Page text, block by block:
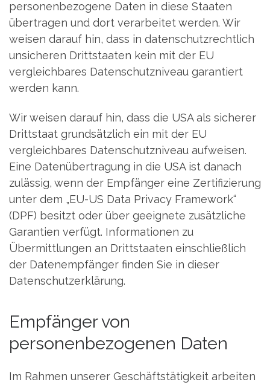
personenbezogene Daten in diese Staaten
übertragen und dort verarbeitet werden. Wir
weisen darauf hin, dass in datenschutzrechtlich
unsicheren Drittstaaten kein mit der EU
vergleichbares Datenschutzniveau garantiert
werden kann.
Wir weisen darauf hin, dass die USA als sicherer
Drittstaat grundsätzlich ein mit der EU
vergleichbares Datenschutzniveau aufweisen.
Eine Datenübertragung in die USA ist danach
zulässig, wenn der Empfänger eine Zertifizierung
unter dem „EU-US Data Privacy Framework“
(DPF) besitzt oder über geeignete zusätzliche
Garantien verfügt. Informationen zu
Übermittlungen an Drittstaaten einschließlich
der Datenempfänger finden Sie in dieser
Datenschutzerklärung.
Empfänger von
personenbezogenen Daten
Im Rahmen unserer Geschäftstätigkeit arbeiten